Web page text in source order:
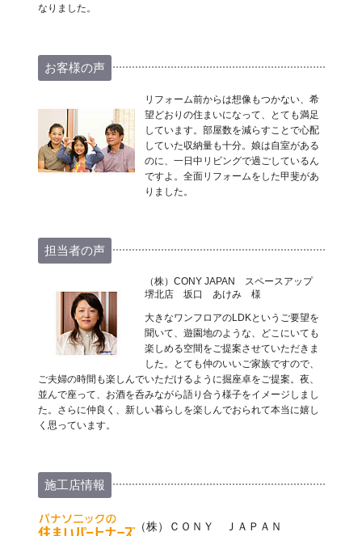
なりました。
お客様の声
リフォーム前からは想像もつかない、希
望どおりの住まいになって、とても満足
しています。部屋数を減らすことで心配
していた収納量も十分。娘は自室がある
のに、一日中リビングで過ごしているん
ですよ。全面リフォームをした甲斐があ
りました。
担当者の声
（株）CONY JAPAN スペースアップ
堺北店 坂口 あけみ 様
大きなワンフロアのLDKというご要望を
聞いて、遊園地のような、どこにいても
楽しめる空間をご提案させていただきま
した。とても仲のいいご家族ですので、
ご夫婦の時間も楽しんでいただけるように掘座卓をご提案。夜、
並んで座って、お酒を呑みながら語り合う様子をイメージしまし
た。さらに仲良く、新しい暮らしを楽しんでおられて本当に嬉し
く思っています。
施工店情報
（株）ＣＯＮＹ ＪＡＰＡＮ